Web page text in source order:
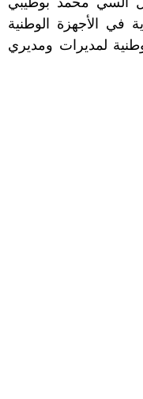
في الأجهزة الوطنية
لمديرات ومديري